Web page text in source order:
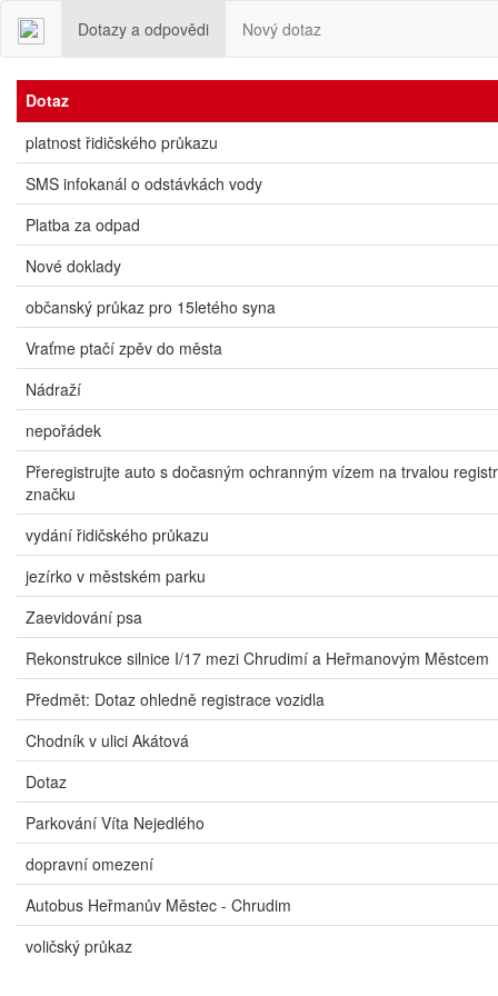
Dotazy a odpovědi Nový dotaz
Dotaz
platnost řidičského průkazu
SMS infokanál o odstávkách vody
Platba za odpad
Nové doklady
občanský průkaz pro 15letého syna
Vraťme ptačí zpěv do města
Nádraží
nepořádek
Přeregistrujte auto s dočasným ochranným vízem na trvalou
značku
vydání řidičského průkazu
jezírko v městském parku
Zaevidování psa
Rekonstrukce silnice I/17 mezi Chrudimí a Heřmanovým Městcem
Předmět: Dotaz ohledně registrace vozidla
Chodník v ulici Akátová
Dotaz
Parkování Víta Nejedlého
dopravní omezení
Autobus Heřmanův Městec - Chrudim
voličský průkaz